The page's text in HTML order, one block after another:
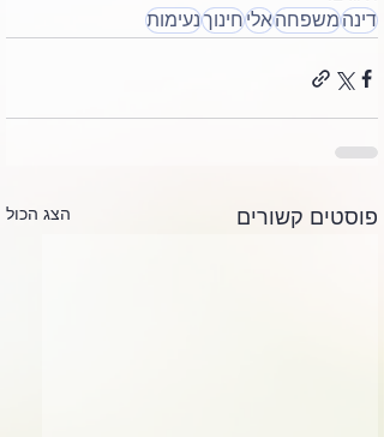
דינהמשפחהאליחינוךנעימות
פוסטים קשורים הצג הכול